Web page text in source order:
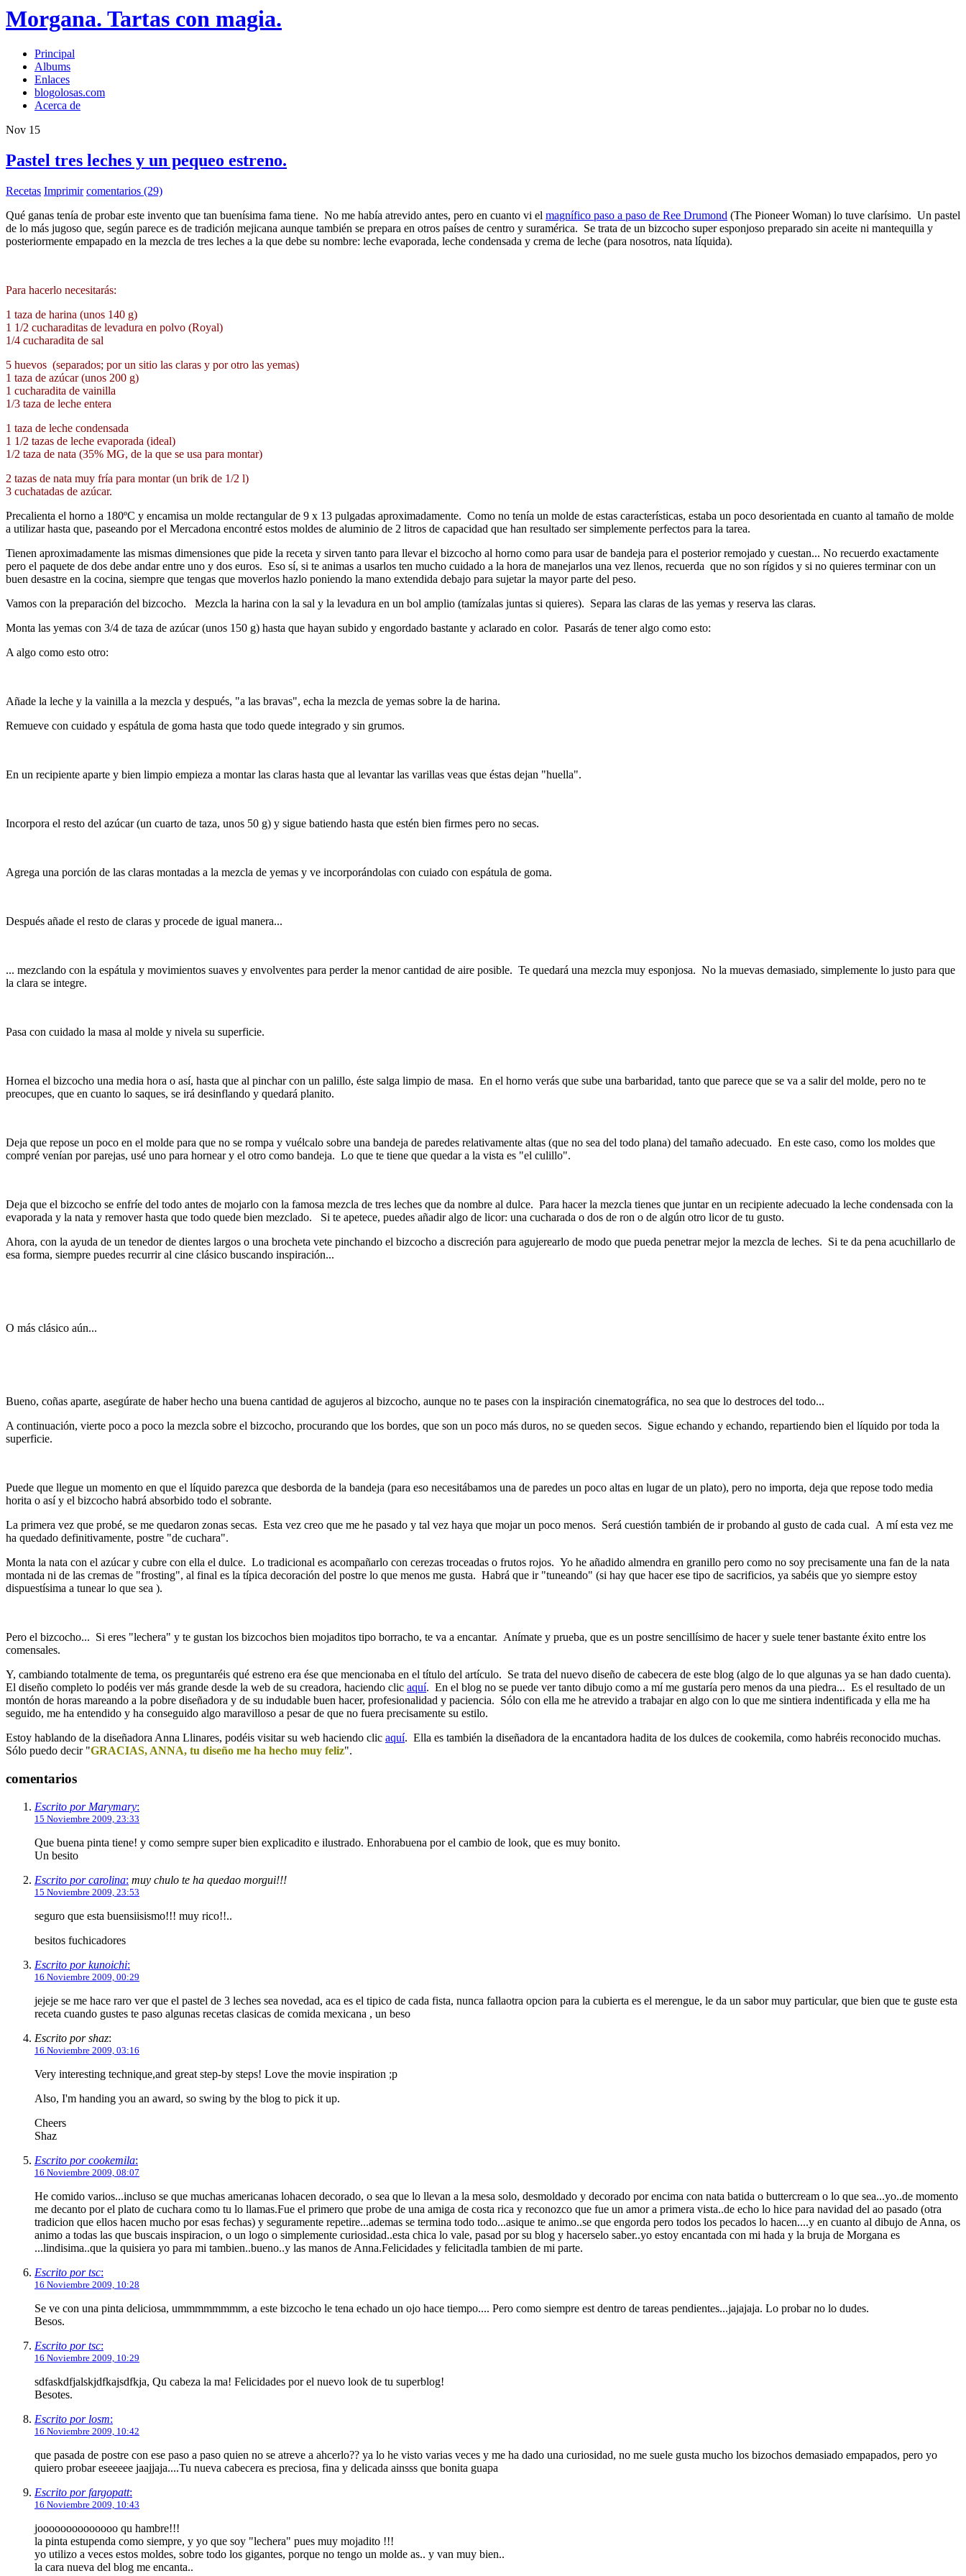
Morgana. Tartas con magia.
Principal
Albums
Enlaces
blogolosas.com
Acerca de
Nov 15
Pastel tres leches y un pequeo estreno.
Recetas Imprimir comentarios (29)
Qué ganas tenía de probar este invento que tan buenísima fama tiene. No me había atrevido antes, pero en cuanto vi el magnífico paso a paso de Ree Drumond (The Pioneer Woman) lo tuve clarísimo. Un pastel
de lo más jugoso que, según parece es de tradición mejicana aunque también se prepara en otros países de centro y suramérica. Se trata de un bizcocho super esponjoso preparado sin aceite ni mantequilla y
posteriormente empapado en la mezcla de tres leches a la que debe su nombre: leche evaporada, leche condensada y crema de leche (para nosotros, nata líquida).
Para hacerlo necesitarás:
1 taza de harina (unos 140 g)
1 1/2 cucharaditas de levadura en polvo (Royal)
1/4 cucharadita de sal
5 huevos (separados; por un sitio las claras y por otro las yemas)
1 taza de azúcar (unos 200 g)
1 cucharadita de vainilla
1/3 taza de leche entera
1 taza de leche condensada
1 1/2 tazas de leche evaporada (ideal)
1/2 taza de nata (35% MG, de la que se usa para montar)
2 tazas de nata muy fría para montar (un brik de 1/2 l)
3 cuchatadas de azúcar.
Precalienta el horno a 180ºC y encamisa un molde rectangular de 9 x 13 pulgadas aproximadamente. Como no tenía un molde de estas características, estaba un poco desorientada en cuanto al tamaño de molde
a utilizar hasta que, paseando por el Mercadona encontré estos moldes de aluminio de 2 litros de capacidad que han resultado ser simplemente perfectos para la tarea.
Tienen aproximadamente las mismas dimensiones que pide la receta y sirven tanto para llevar el bizcocho al horno como para usar de bandeja para el posterior remojado y cuestan... No recuerdo exactamente
pero el paquete de dos debe andar entre uno y dos euros. Eso sí, si te animas a usarlos ten mucho cuidado a la hora de manejarlos una vez llenos, recuerda que no son rígidos y si no quieres terminar con un
buen desastre en la cocina, siempre que tengas que moverlos hazlo poniendo la mano extendida debajo para sujetar la mayor parte del peso.
Vamos con la preparación del bizcocho. Mezcla la harina con la sal y la levadura en un bol amplio (tamízalas juntas si quieres). Separa las claras de las yemas y reserva las claras.
Monta las yemas con 3/4 de taza de azúcar (unos 150 g) hasta que hayan subido y engordado bastante y aclarado en color. Pasarás de tener algo como esto:
A algo como esto otro:
Añade la leche y la vainilla a la mezcla y después, "a las bravas", echa la mezcla de yemas sobre la de harina.
Remueve con cuidado y espátula de goma hasta que todo quede integrado y sin grumos.
En un recipiente aparte y bien limpio empieza a montar las claras hasta que al levantar las varillas veas que éstas dejan "huella".
Incorpora el resto del azúcar (un cuarto de taza, unos 50 g) y sigue batiendo hasta que estén bien firmes pero no secas.
Agrega una porción de las claras montadas a la mezcla de yemas y ve incorporándolas con cuiado con espátula de goma.
Después añade el resto de claras y procede de igual manera...
... mezclando con la espátula y movimientos suaves y envolventes para perder la menor cantidad de aire posible. Te quedará una mezcla muy esponjosa. No la muevas demasiado, simplemente lo justo para que
la clara se integre.
Pasa con cuidado la masa al molde y nivela su superficie.
Hornea el bizcocho una media hora o así, hasta que al pinchar con un palillo, éste salga limpio de masa. En el horno verás que sube una barbaridad, tanto que parece que se va a salir del molde, pero no te
preocupes, que en cuanto lo saques, se irá desinflando y quedará planito.
Deja que repose un poco en el molde para que no se rompa y vuélcalo sobre una bandeja de paredes relativamente altas (que no sea del todo plana) del tamaño adecuado. En este caso, como los moldes que
compré venían por parejas, usé uno para hornear y el otro como bandeja. Lo que te tiene que quedar a la vista es "el culillo".
Deja que el bizcocho se enfríe del todo antes de mojarlo con la famosa mezcla de tres leches que da nombre al dulce. Para hacer la mezcla tienes que juntar en un recipiente adecuado la leche condensada con la
evaporada y la nata y remover hasta que todo quede bien mezclado. Si te apetece, puedes añadir algo de licor: una cucharada o dos de ron o de algún otro licor de tu gusto.
Ahora, con la ayuda de un tenedor de dientes largos o una brocheta vete pinchando el bizcocho a discreción para agujerearlo de modo que pueda penetrar mejor la mezcla de leches. Si te da pena acuchillarlo de
esa forma, siempre puedes recurrir al cine clásico buscando inspiración...
O más clásico aún...
Bueno, coñas aparte, asegúrate de haber hecho una buena cantidad de agujeros al bizcocho, aunque no te pases con la inspiración cinematográfica, no sea que lo destroces del todo...
A continuación, vierte poco a poco la mezcla sobre el bizcocho, procurando que los bordes, que son un poco más duros, no se queden secos. Sigue echando y echando, repartiendo bien el líquido por toda la
superficie.
Puede que llegue un momento en que el líquido parezca que desborda de la bandeja (para eso necesitábamos una de paredes un poco altas en lugar de un plato), pero no importa, deja que repose todo media
horita o así y el bizcocho habrá absorbido todo el sobrante.
La primera vez que probé, se me quedaron zonas secas. Esta vez creo que me he pasado y tal vez haya que mojar un poco menos. Será cuestión también de ir probando al gusto de cada cual. A mí esta vez me
ha quedado definitivamente, postre "de cuchara".
Monta la nata con el azúcar y cubre con ella el dulce. Lo tradicional es acompañarlo con cerezas troceadas o frutos rojos. Yo he añadido almendra en granillo pero como no soy precisamente una fan de la nata
montada ni de las cremas de "frosting", al final es la típica decoración del postre lo que menos me gusta. Habrá que ir "tuneando" (si hay que hacer ese tipo de sacrificios, ya sabéis que yo siempre estoy
dispuestísima a tunear lo que sea ).
Pero el bizcocho... Si eres "lechera" y te gustan los bizcochos bien mojaditos tipo borracho, te va a encantar. Anímate y prueba, que es un postre sencillísimo de hacer y suele tener bastante éxito entre los
comensales.
Y, cambiando totalmente de tema, os preguntaréis qué estreno era ése que mencionaba en el título del artículo. Se trata del nuevo diseño de cabecera de este blog (algo de lo que algunas ya se han dado cuenta).
El diseño completo lo podéis ver más grande desde la web de su creadora, haciendo clic aquí. En el blog no se puede ver tanto dibujo como a mí me gustaría pero menos da una piedra... Es el resultado de un
montón de horas mareando a la pobre diseñadora y de su indudable buen hacer, profesionalidad y paciencia. Sólo con ella me he atrevido a trabajar en algo con lo que me sintiera indentificada y ella me ha
seguido, me ha entendido y ha conseguido algo maravilloso a pesar de que no fuera precisamente su estilo.
Estoy hablando de la diseñadora Anna Llinares, podéis visitar su web haciendo clic aquí. Ella es también la diseñadora de la encantadora hadita de los dulces de cookemila, como habréis reconocido muchas.
Sólo puedo decir "GRACIAS, ANNA, tu diseño me ha hecho muy feliz".
comentarios
Escrito por Marymary:
15 Noviembre 2009, 23:33
Que buena pinta tiene! y como sempre super bien explicadito e ilustrado. Enhorabuena por el cambio de look, que es muy bonito.
Un besito
Escrito por carolina: muy chulo te ha quedao morgui!!!
15 Noviembre 2009, 23:53
seguro que esta buensiisismo!!! muy rico!!..
besitos fuchicadores
Escrito por kunoichi:
16 Noviembre 2009, 00:29
jejeje se me hace raro ver que el pastel de 3 leches sea novedad, aca es el tipico de cada fista, nunca fallaotra opcion para la cubierta es el merengue, le da un sabor muy particular, que bien que te guste esta
receta cuando gustes te paso algunas recetas clasicas de comida mexicana , un beso
Escrito por shaz:
16 Noviembre 2009, 03:16
Very interesting technique,and great step-by steps! Love the movie inspiration ;p
Also, I'm handing you an award, so swing by the blog to pick it up.
Cheers
Shaz
Escrito por cookemila:
16 Noviembre 2009, 08:07
He comido varios...incluso se que muchas americanas lohacen decorado, o sea que lo llevan a la mesa solo, desmoldado y decorado por encima con nata batida o buttercream o lo que sea...yo..de momento
me decanto por el plato de cuchara como tu lo llamas.Fue el primero que probe de una amiga de costa rica y reconozco que fue un amor a primera vista..de echo lo hice para navidad del ao pasado (otra
tradicion que ellos hacen mucho por esas fechas) y seguramente repetire...ademas se termina todo todo...asique te animo..se que engorda pero todos los pecados lo hacen....y en cuanto al dibujo de Anna, os
animo a todas las que buscais inspiracion, o un logo o simplemente curiosidad..esta chica lo vale, pasad por su blog y hacerselo saber..yo estoy encantada con mi hada y la bruja de Morgana es
...lindisima..que la quisiera yo para mi tambien..bueno..y las manos de Anna.Felicidades y felicitadla tambien de mi parte.
Escrito por tsc:
16 Noviembre 2009, 10:28
Se ve con una pinta deliciosa, ummmmmmmm, a este bizcocho le tena echado un ojo hace tiempo.... Pero como siempre est dentro de tareas pendientes...jajajaja. Lo probar no lo dudes.
Besos.
Escrito por tsc:
16 Noviembre 2009, 10:29
sdfaskdfjalskjdfkajsdfkja, Qu cabeza la ma! Felicidades por el nuevo look de tu superblog!
Besotes.
Escrito por losm:
16 Noviembre 2009, 10:42
que pasada de postre con ese paso a paso quien no se atreve a ahcerlo?? ya lo he visto varias veces y me ha dado una curiosidad, no me suele gusta mucho los bizochos demasiado empapados, pero yo
quiero probar eseeeee jaajjaja....Tu nueva cabecera es preciosa, fina y delicada ainsss que bonita guapa
Escrito por fargopatt:
16 Noviembre 2009, 10:43
joooooooooooooo qu hambre!!!
la pinta estupenda como siempre, y yo que soy "lechera" pues muy mojadito !!!
yo utilizo a veces estos moldes, sobre todo los gigantes, porque no tengo un molde as.. y van muy bien..
la cara nueva del blog me encanta..